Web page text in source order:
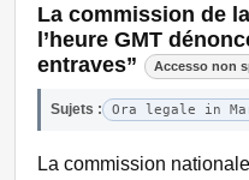
La commission de
l’heure GMT
entraves”
Accesso non
Sujets : Ora legale in
La commission